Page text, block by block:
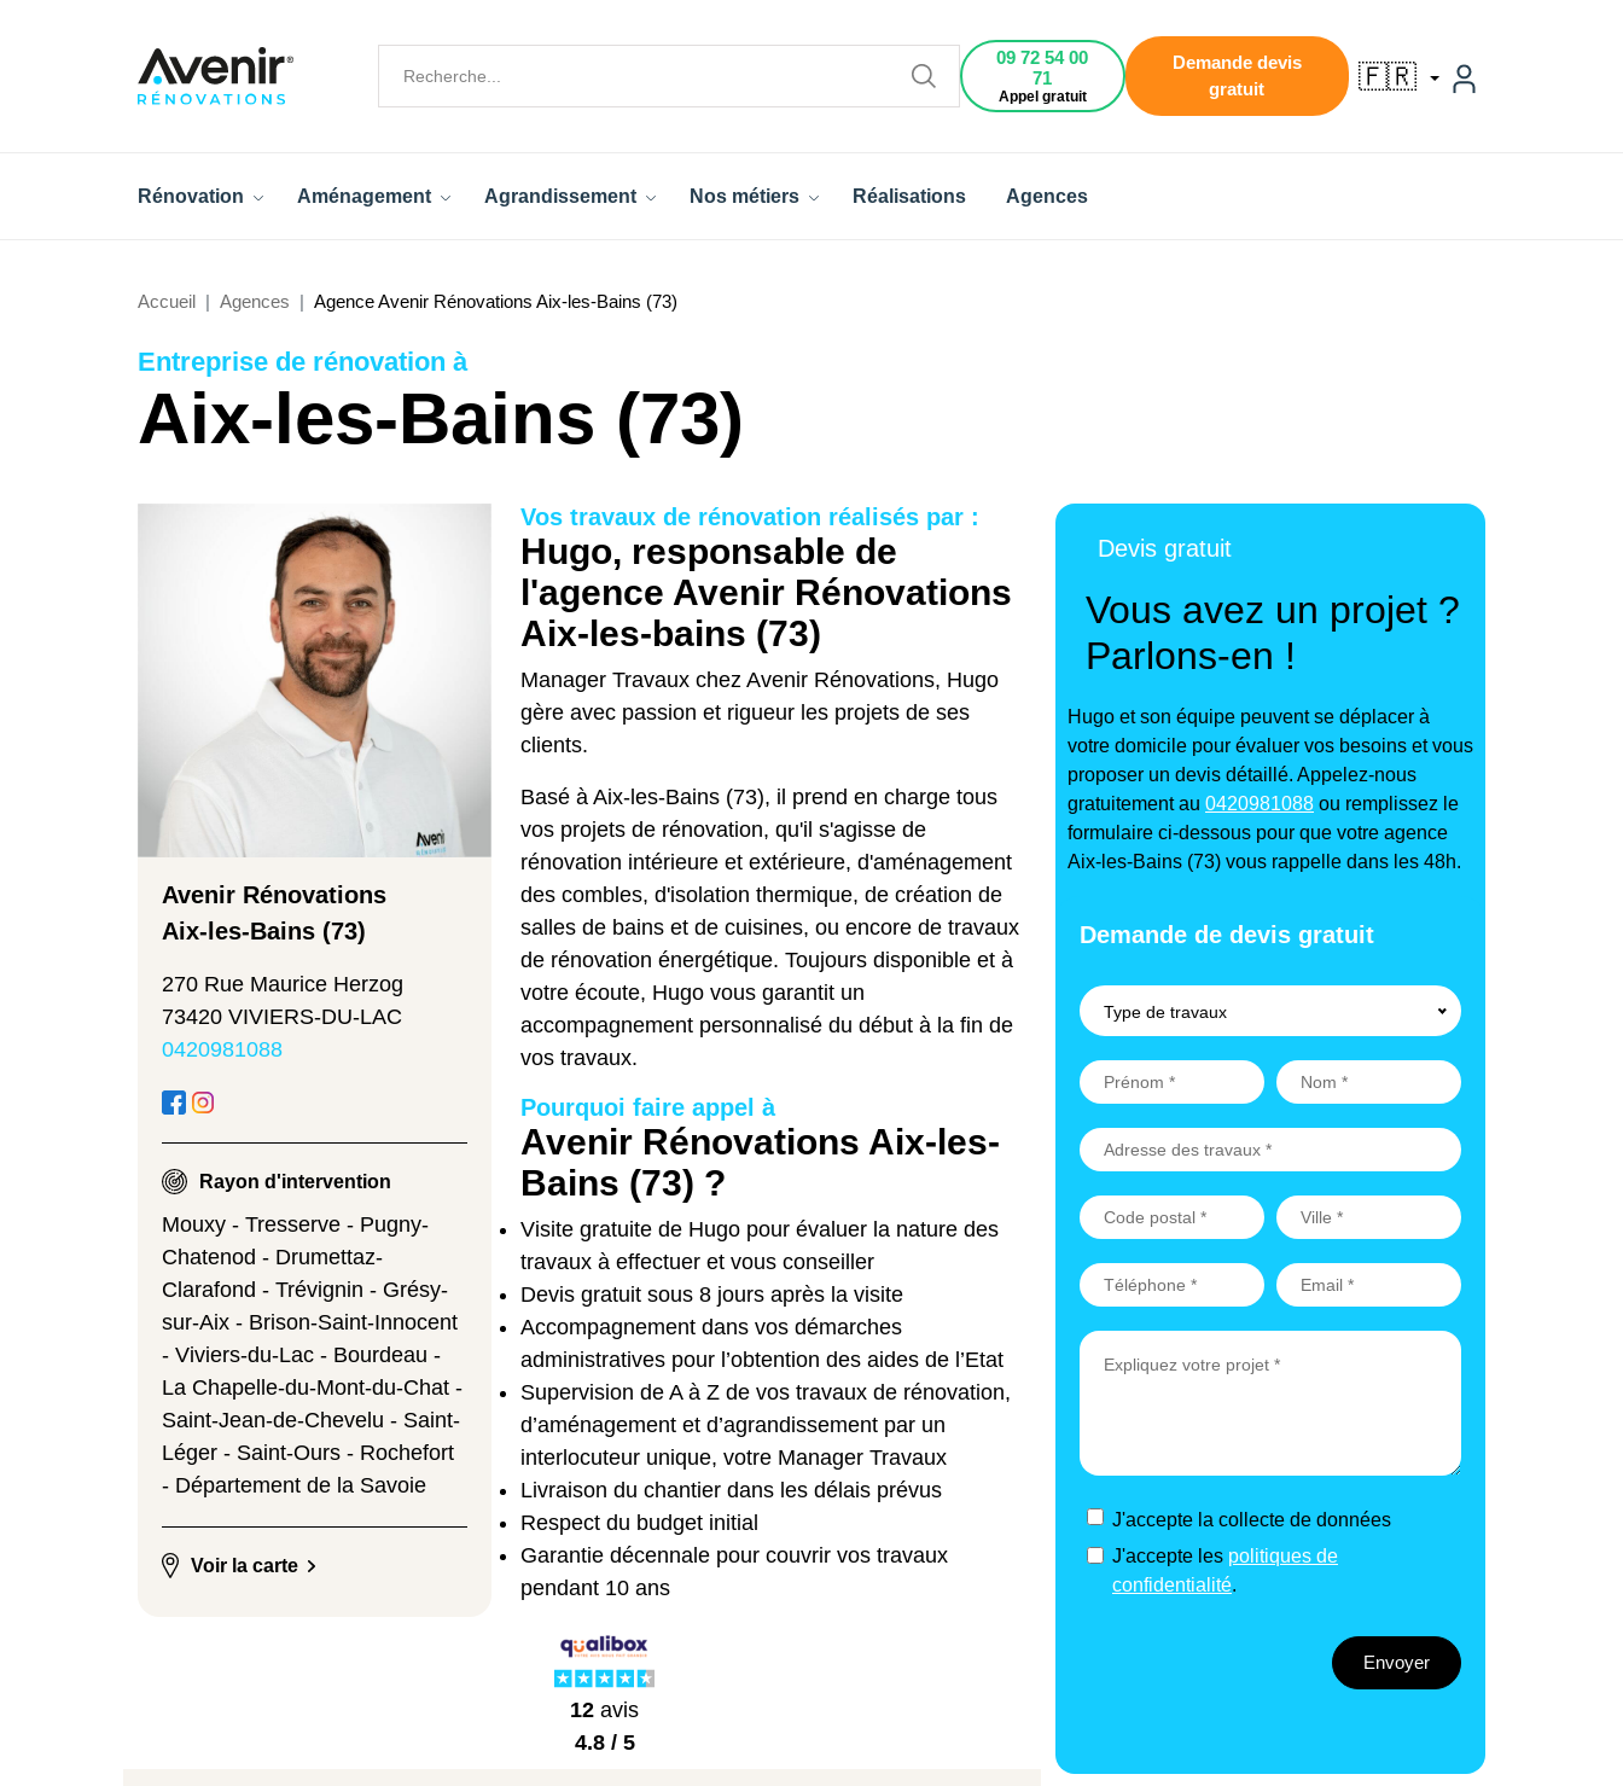
09 72 54 00
71
Appel gratuit
Demande devis
gratuit
🇫🇷
Rénovation Aménagement Agrandissement Nos métiers Réalisations Agences
Accueil Agences Agence Avenir Rénovations Aix-les-Bains (73)
Entreprise de rénovation à
Aix-les-Bains (73)
Avenir Rénovations
Aix-les-Bains (73)
270 Rue Maurice Herzog
73420 VIVIERS-DU-LAC
0420981088
Rayon d'intervention
Mouxy - Tresserve - Pugny-
Chatenod - Drumettaz-
Clarafond - Trévignin - Grésy-
sur-Aix - Brison-Saint-Innocent
- Viviers-du-Lac - Bourdeau -
La Chapelle-du-Mont-du-Chat -
Saint-Jean-de-Chevelu - Saint-
Léger - Saint-Ours - Rochefort
- Département de la Savoie
Voir la carte
Vos travaux de rénovation réalisés par :
Hugo, responsable de
l'agence Avenir Rénovations
Aix-les-bains (73)
Manager Travaux chez Avenir Rénovations, Hugo
gère avec passion et rigueur les projets de ses
clients.
Basé à Aix-les-Bains (73), il prend en charge tous
vos projets de rénovation, qu'il s'agisse de
rénovation intérieure et extérieure, d'aménagement
des combles, d'isolation thermique, de création de
salles de bains et de cuisines, ou encore de travaux
de rénovation énergétique. Toujours disponible et à
votre écoute, Hugo vous garantit un
accompagnement personnalisé du début à la fin de
vos travaux.
Pourquoi faire appel à
Avenir Rénovations Aix-les-
Bains (73) ?
Visite gratuite de Hugo pour évaluer la nature des
travaux à effectuer et vous conseiller
Devis gratuit sous 8 jours après la visite
Accompagnement dans vos démarches
administratives pour l’obtention des aides de l’Etat
Supervision de A à Z de vos travaux de rénovation,
d’aménagement et d’agrandissement par un
interlocuteur unique, votre Manager Travaux
Livraison du chantier dans les délais prévus
Respect du budget initial
Garantie décennale pour couvrir vos travaux
pendant 10 ans
12 avis
4.8 / 5
Devis gratuit
Vous avez un projet ?
Parlons-en !
Hugo et son équipe peuvent se déplacer à
votre domicile pour évaluer vos besoins et vous
proposer un devis détaillé. Appelez-nous
gratuitement au 0420981088 ou remplissez le
formulaire ci-dessous pour que votre agence
Aix-les-Bains (73) vous rappelle dans les 48h.
Demande de devis gratuit
Type de travaux
J'accepte la collecte de données
J'accepte les politiques de
confidentialité.
Envoyer